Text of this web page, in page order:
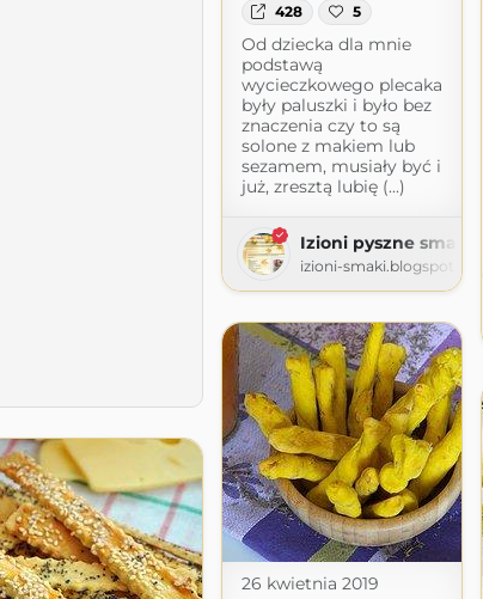
428 5
Od dziecka dla mnie
podstawą
wycieczkowego plecaka
były paluszki i było bez
znaczenia czy to są
solone z makiem lub
sezamem, musiały być i
już, zresztą lubię (...)
Izioni pyszne smaki
izioni-smaki.blogspot.com
26 kwietnia 2019